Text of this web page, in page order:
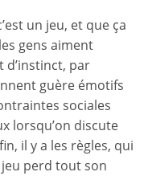
un jeu, et que ça
gens aiment
d’instinct, par
guère émotifs
sociales
lorsqu’on discute
il y a les règles, qui
perd tout son